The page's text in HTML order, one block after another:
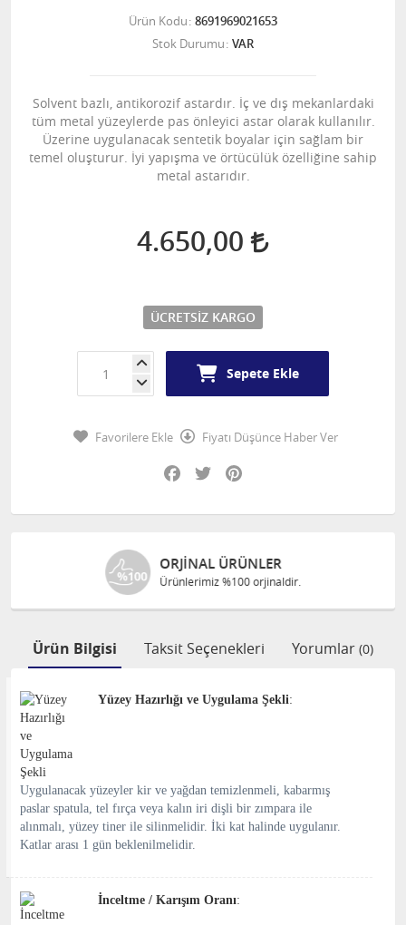
Ürün Kodu 8691969021653
Stok Durumu VAR
Solvent bazlı, antikorozif astardır. İç ve dış mekanlardaki
tüm metal yüzeylerde pas önleyici astar olarak kullanılır.
Üzerine uygulanacak sentetik boyalar için sağlam bir
temel oluşturur. İyi yapışma ve örtücülük özelliğine sahip
metal astarıdır.
4.650,00
ÜCRETSIZ KARGO
Sepete Ekle
Favorilere Ekle
Fiyatı Düşünce Haber Ver
Facebook
Twitter
ORJINAL ÜRÜNLER
Ürünlerimiz %100 orjinaldir.
Ürün Bilgisi Taksit Seçenekleri Yorumlar (0)
Yüzey Hazırlığı ve Uygulama Şekli:
Uygulanacak yüzeyler kir ve yağdan temizlenmeli, kabarmış
paslar spatula, tel fırça veya kalın iri dişli bir zımpara ile
alınmalı, yüzey tiner ile silinmelidir. İki kat halinde uygulanır.
Katlar arası 1 gün beklenilmelidir.
İnceltme / Karışım Oranı: